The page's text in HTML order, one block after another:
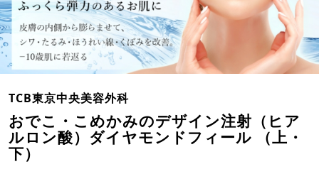
TCB東京中央美容外科
おでこ・こめかみのデザイン注射（ヒア
ルロン酸）ダイヤモンドフィール （上・
下）